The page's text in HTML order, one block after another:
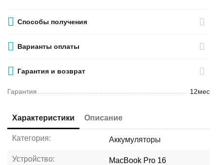
Способы получения
Варианты оплаты
Гарантия и возврат
Гарантия 12мес
Характеристики Описание
Категория: Аккумуляторы
Устройство: MacBook Pro 16